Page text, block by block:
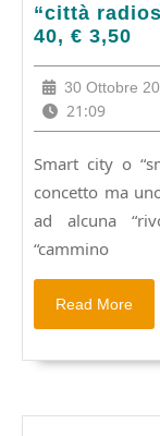
“città
40, € 3,50
PIERRE
GARNIER:
city.
La
“città
nell’era
digitale.
Pagine
40,
3,50
30 Ottobre
21:09
Smart city o
concetto ma
ad alcuna
“cammino
Read More